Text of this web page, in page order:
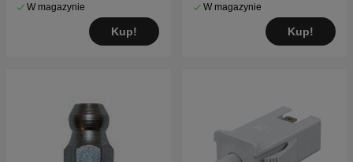
W magazynie
Kup!
W magazynie
Kup!